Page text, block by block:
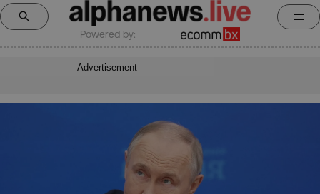
Powered by:
Advertisement